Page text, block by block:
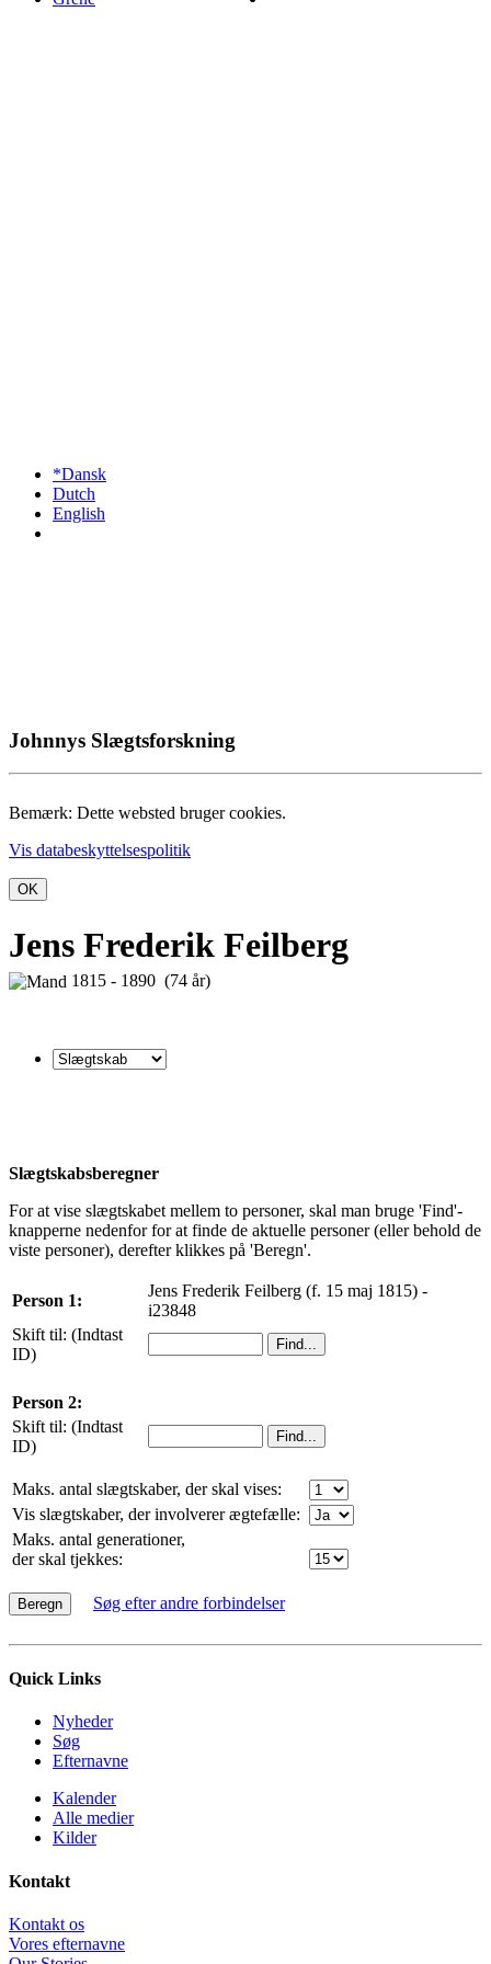
*Dansk
Dutch
English
Johnnys Slægtsforskning
Bemærk: Dette websted bruger cookies.
Vis databeskyttelsespolitik
OK
Jens Frederik Feilberg
1815 - 1890 (74 år)
Slægtskabsberegner
For at vise slægtskabet mellem to personer, skal man bruge 'Find'-
knapperne nedenfor for at finde de aktuelle personer (eller behold de
viste personer), derefter klikkes på 'Beregn'.
Person 1:
Jens Frederik Feilberg (f. 15 maj 1815) -
i23848
Skift til: (Indtast
ID)
Person 2:
Skift til: (Indtast
ID)
Maks. antal slægtskaber, der skal vises:
Vis slægtskaber, der involverer ægtefælle:
Maks. antal generationer,
der skal tjekkes:
Søg efter andre forbindelser
Quick Links
Nyheder
Søg
Efternavne
Kalender
Alle medier
Kilder
Kontakt
Kontakt os
Vores efternavne